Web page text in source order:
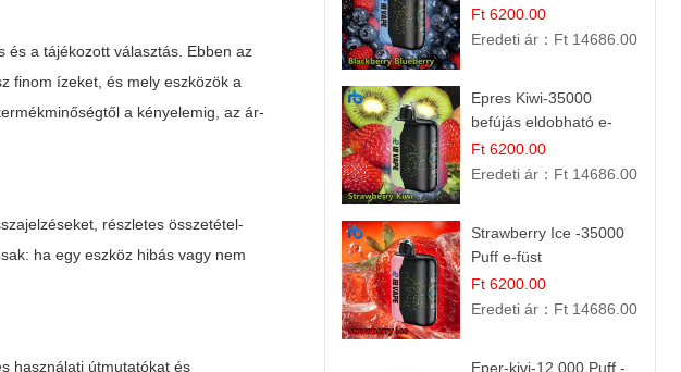
és a tájékozott választás. Ebben az
finom ízeket, és mely eszközök a
a kényelemig, az ár-
részletes összetétel-
ha egy eszköz hibás vagy nem
használati útmutatókat és
vape
Ft 6200.00
Eredeti ár： Ft 14686.00
Epres Kiwi-35000
befújás eldobható e-
cigaretta
Ft 6200.00
Eredeti ár： Ft 14686.00
Strawberry Ice -35000
Puff e-füst
Ft 6200.00
Eredeti ár： Ft 14686.00
Eper-kivi-12 000 Puff -